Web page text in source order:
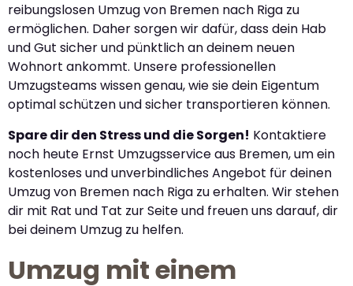
reibungslosen Umzug von Bremen nach Riga zu
ermöglichen. Daher sorgen wir dafür, dass dein Hab
und Gut sicher und pünktlich an deinem neuen
Wohnort ankommt. Unsere professionellen
Umzugsteams wissen genau, wie sie dein Eigentum
optimal schützen und sicher transportieren können.
Spare dir den Stress und die Sorgen! Kontaktiere
noch heute Ernst Umzugsservice aus Bremen, um ein
kostenloses und unverbindliches Angebot für deinen
Umzug von Bremen nach Riga zu erhalten. Wir stehen
dir mit Rat und Tat zur Seite und freuen uns darauf, dir
bei deinem Umzug zu helfen.
Umzug mit einem